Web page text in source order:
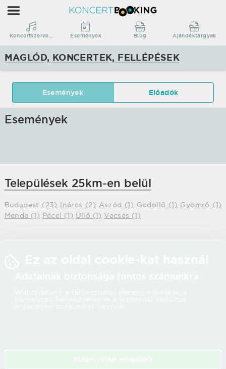
KoncertBooking
Koncertszervezés
|
Maglód,
fellépések
Koncertszervezés Események Blog Ajándéktárgyak
MAGLÓD, KONCERTEK, FELLÉPÉSEK
Események Előadók
Események
Települések 25km-en belül
Budapest (23) Inárcs (2) Aszód (1) Gödöllő (1) Gyömrő (1)
Mende (1) Pécel (1) Üllő (1) Vecsés (1)